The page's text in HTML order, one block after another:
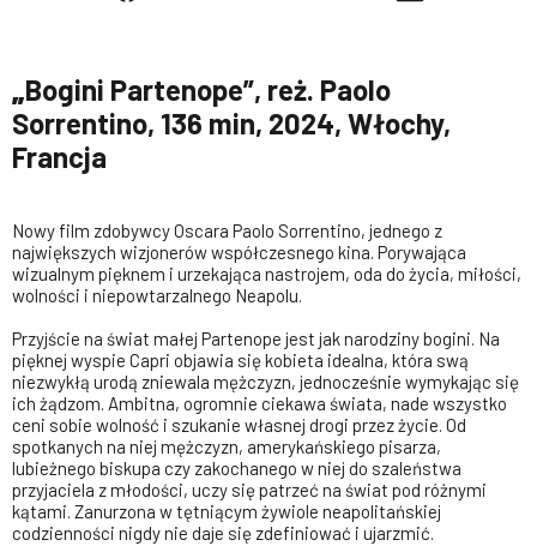
„Bogini Partenope”, reż. Paolo
Sorrentino, 136 min, 2024, Włochy,
Francja
Nowy film zdobywcy Oscara Paolo Sorrentino, jednego z
największych wizjonerów współczesnego kina. Porywająca
wizualnym pięknem i urzekająca nastrojem, oda do życia, miłości,
wolności i niepowtarzalnego Neapolu.
Przyjście na świat małej Partenope jest jak narodziny bogini. Na
pięknej wyspie Capri objawia się kobieta idealna, która swą
niezwykłą urodą zniewala mężczyzn, jednocześnie wymykając się
ich żądzom. Ambitna, ogromnie ciekawa świata, nade wszystko
ceni sobie wolność i szukanie własnej drogi przez życie. Od
spotkanych na niej mężczyzn, amerykańskiego pisarza,
lubieżnego biskupa czy zakochanego w niej do szaleństwa
przyjaciela z młodości, uczy się patrzeć na świat pod różnymi
kątami. Zanurzona w tętniącym żywiole neapolitańskiej
codzienności nigdy nie daje się zdefiniować i ujarzmić.